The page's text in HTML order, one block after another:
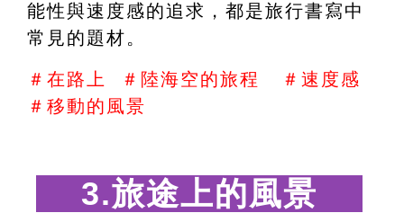
能性與速度感的追求，都是旅行書寫中
常見的題材。
＃在路上  ＃陸海空的旅程   ＃速度感
＃移動的風景
3.旅途上的風景